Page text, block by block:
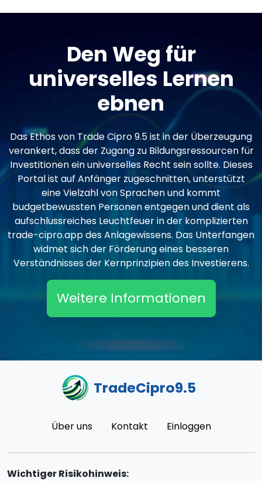
Den Weg für
universelles Lernen
ebnen
Das Ethos von Trade Cipro 9.5 ist in der Überzeugung
verankert, dass der Zugang zu Bildungsressourcen für
Investitionen ein universelles Recht sein sollte. Dieses
Portal ist auf Anfänger zugeschnitten, unterstützt
eine Vielzahl von Sprachen und kommt
budgetbewussten Personen entgegen und dient als
aufschlussreiches Leuchtfeuer in der komplizierten
trade-cipro.app des Anlagewissens. Das Unterfangen
widmet sich der Förderung eines besseren
Verständnisses der Kernprinzipien des Investierens.
Weitere Informationen
TradeCipro9.5
Über uns Kontakt Einloggen
Wichtiger Risikohinweis: